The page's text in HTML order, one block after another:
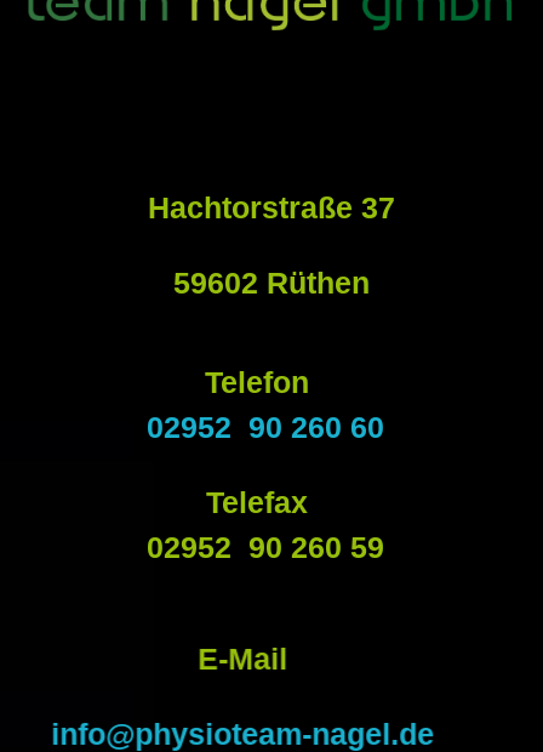
Hachtorstraße 37
59602 Rüthen
Telefon
02952 90 260 60
Telefax
02952 90 260 59
E-Mail
info@physioteam-nagel.de